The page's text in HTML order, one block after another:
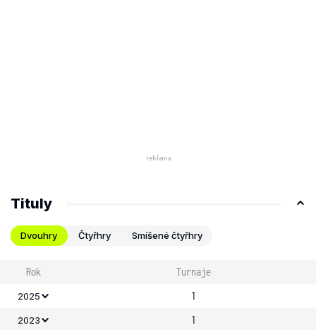
Tituly
Dvouhry Čtyřhry Smíšené čtyřhry
Rok Turnaje
2025 1
2023 1